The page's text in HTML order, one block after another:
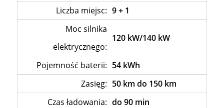
Liczba miejsc: 9 + 1
Moc silnika
elektrycznego:
120 kW/140 kW
Pojemność baterii: 54 kWh
Zasięg: 50 km do 150 km
Czas ładowania: do 90 min